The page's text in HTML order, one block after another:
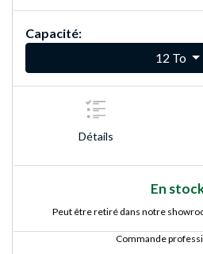
Capacité:
12 To
Détails
En
Peut être retiré dans notre
Commande